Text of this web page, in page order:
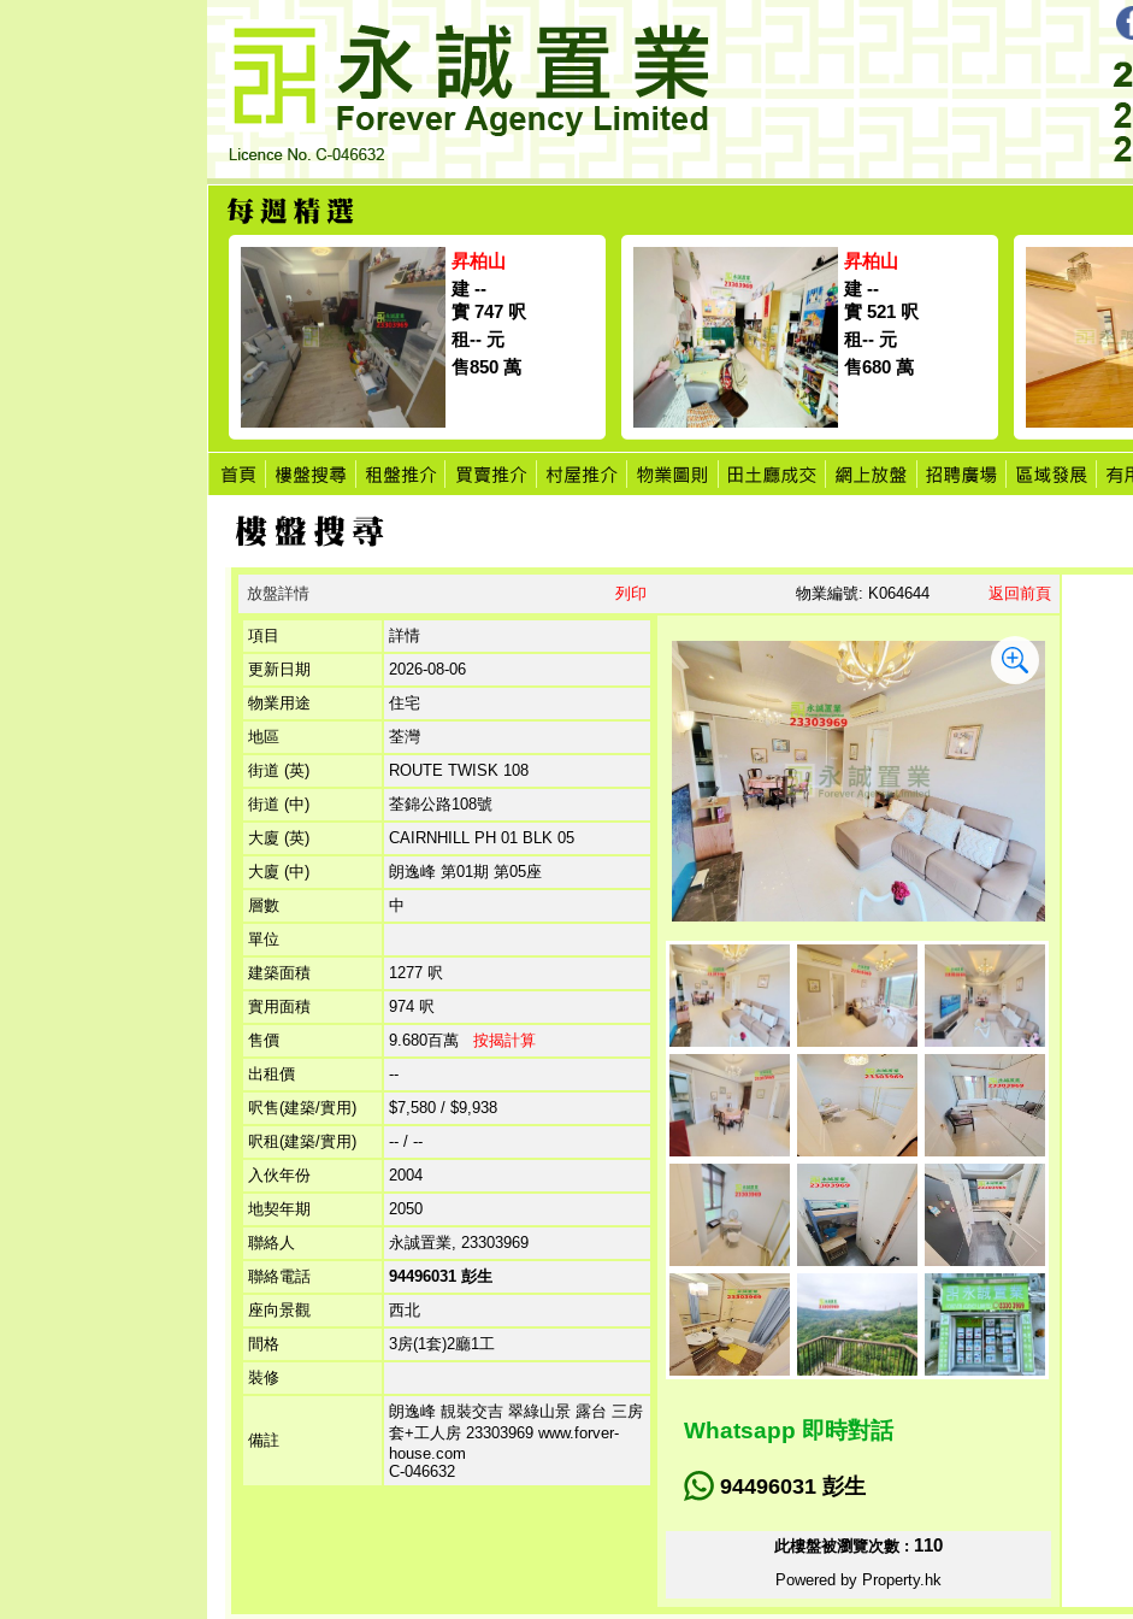
昇柏山
建 --
實 747 呎
租-- 元
售850 萬
昇柏山
建 --
實 521 呎
租-- 元
售680 萬
放盤詳情 列印 物業編號: K064644 返回前頁
項目
詳情
更新日期
2026-08-06
物業用途
住宅
地區
荃灣
街道 (英)
ROUTE TWISK 108
街道 (中)
荃錦公路108號
大廈 (英)
CAIRNHILL PH 01 BLK 05
大廈 (中)
朗逸峰 第01期 第05座
層數
中
單位
建築面積
1277 呎
實用面積
974 呎
售價
9.680百萬 按揭計算
出租價
--
呎售(建築/實用)
$7,580 / $9,938
呎租(建築/實用)
-- / --
入伙年份
2004
地契年期
2050
聯絡人
永誠置業, 23303969
聯絡電話
94496031 彭生
座向景觀
西北
間格
3房(1套)2廳1工
裝修
備註
朗逸峰 靚裝交吉 翠綠山景 露台 三房
套+工人房 23303969 www.forver-
house.com
C-046632
Whatsapp 即時對話
94496031 彭生
此樓盤被瀏覽次數 : 110
Powered by Property.hk